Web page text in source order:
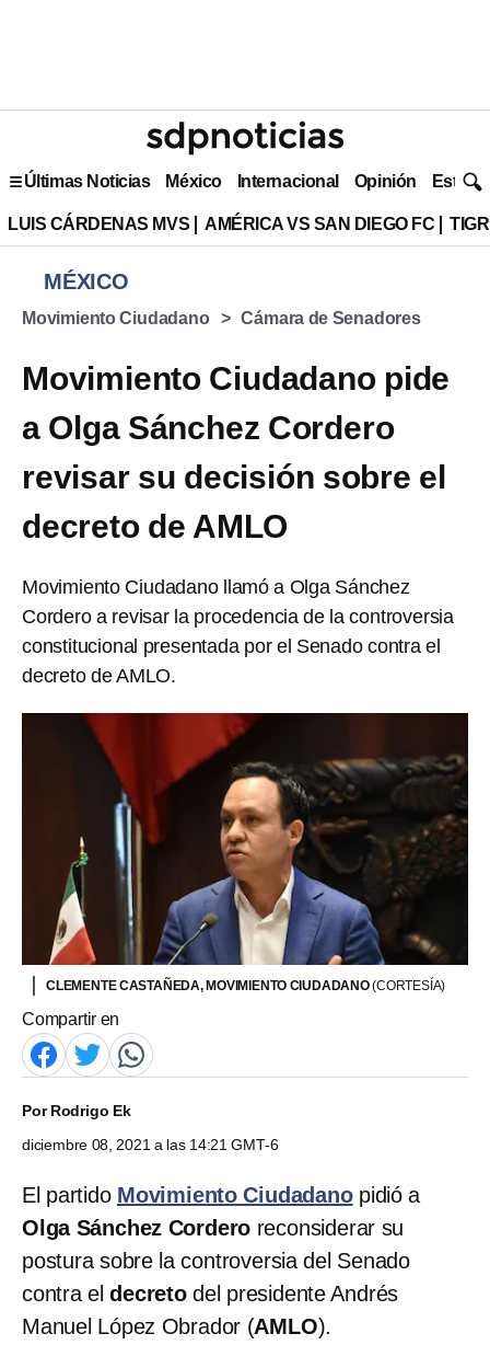
Últimas Noticias México Internacional Opinión Estilo
LUIS CÁRDENAS MVS AMÉRICA VS SAN DIEGO FC
MÉXICO
Movimiento Ciudadano Cámara de Senadores
Movimiento Ciudadano pide
a Olga Sánchez Cordero
revisar su decisión sobre el
decreto de AMLO
Movimiento Ciudadano llamó a Olga Sánchez
Cordero a revisar la procedencia de la controversia
constitucional presentada por el Senado contra el
decreto de AMLO.
CLEMENTE CASTAÑEDA, MOVIMIENTO CIUDADANO(CORTESÍA)
Compartir en
PorRodrigo Ek
diciembre 08, 2021 a las 14:21 GMT-6
El partido Movimiento Ciudadano pidió a
Olga Sánchez Cordero reconsiderar su
postura sobre la controversia del Senado
contra eldecretodel presidente Andrés
Manuel López Obrador (AMLO).